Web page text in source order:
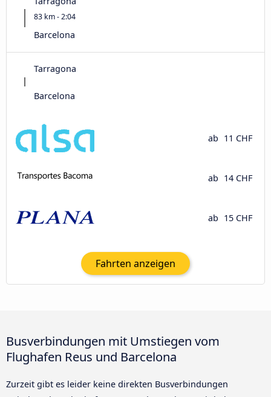
83 km - 2:04
Barcelona
Tarragona
Barcelona
ab 11 CHF
ab 14 CHF
ab 15 CHF
Fahrten anzeigen
Busverbindungen mit Umstiegen vom
Flughafen Reus und Barcelona
Zurzeit gibt es leider keine direkten Busverbindungen